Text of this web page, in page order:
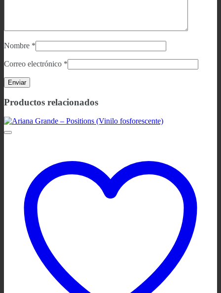
Nombre *
Correo electrónico *
Productos relacionados